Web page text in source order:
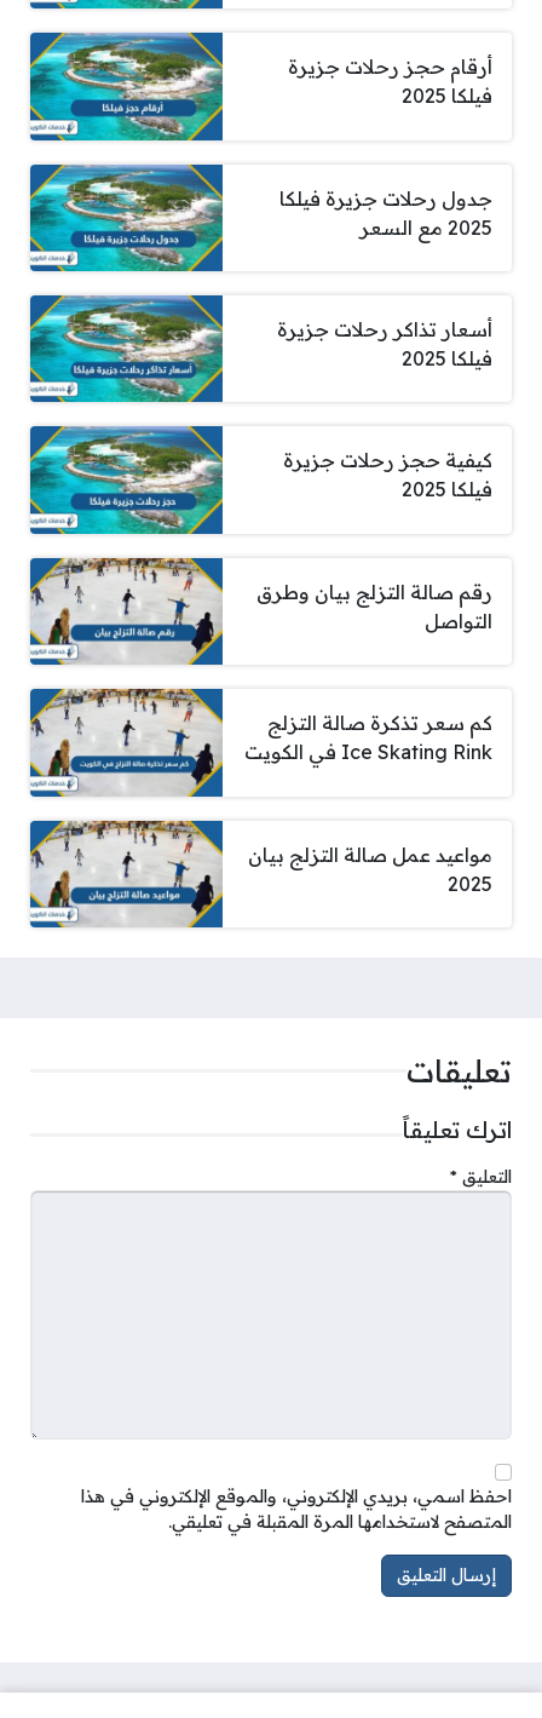
أرقام حجز رحلات جزيرة
فيلكا 2025
جدول رحلات جزيرة فيلكا
2025 مع السعر
أسعار تذاكر رحلات جزيرة
فيلكا 2025
كيفية حجز رحلات جزيرة
فيلكا 2025
رقم صالة التزلج بيان وطرق
التواصل
كم سعر تذكرة صالة التزلج
Ice Skating Rink في الكويت
مواعيد عمل صالة التزلج بيان
2025
تعليقات
اترك تعليقاً
التعليق *
احفظ اسمي، بريدي الإلكتروني، والموقع الإلكتروني في هذا
المتصفح لاستخدامها المرة المقبلة في تعليقي.